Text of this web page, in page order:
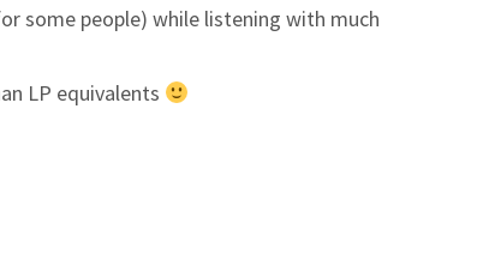
some people) while listening with much
LP equivalents